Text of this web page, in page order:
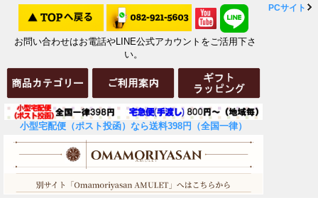
お問い合わせはお電話やLINE公式アカウントをご活用下さ
い。
小型宅配便（ポスト投函）なら送料398円（全国一律）
PCサイト